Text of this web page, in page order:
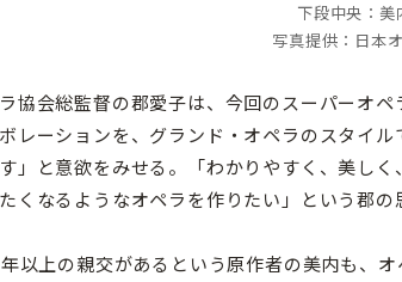
下段中央：美
写真提供：日本
協会総監督の郡愛子は、今回のスーパーオ
レーションを、グランド・オペラのスタイ
」と意欲をみせる。「わかりやすく、美し
くなるようなオペラを作りたい」という郡の
以上の親交があるという原作者の美内も、オ